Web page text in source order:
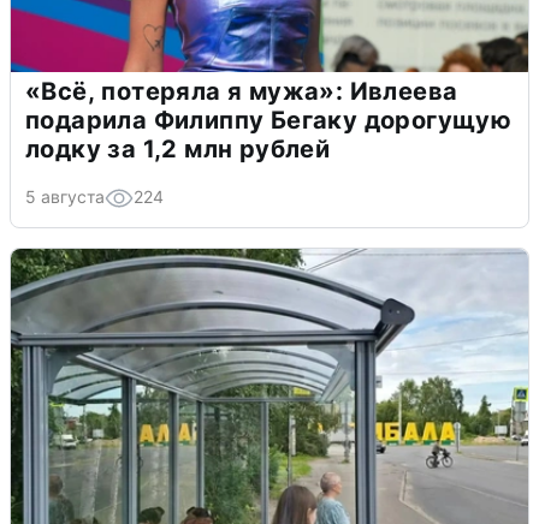
«Всё, потеряла я мужа»: Ивлеева
подарила Филиппу Бегаку дорогущую
лодку за 1,2 млн рублей
5 августа 224